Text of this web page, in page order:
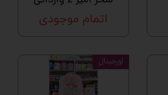
اتمام موجودی
اورجینال